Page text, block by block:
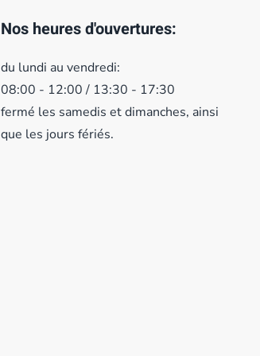
Nos heures d'ouvertures:
du lundi au vendredi:
08:00 - 12:00 / 13:30 - 17:30
fermé les samedis et dimanches, ainsi
que les jours fériés.